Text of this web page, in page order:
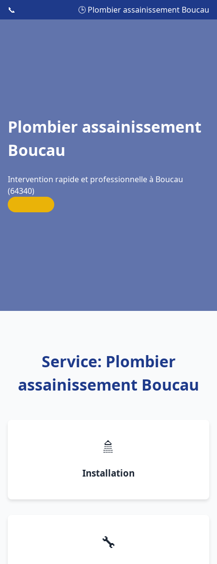
📞 🕒 Plombier assainissement Boucau
Plombier assainissement
Boucau
Intervention rapide et professionnelle à Boucau
(64340)
Service: Plombier
assainissement Boucau
🚿
Installation
🔧